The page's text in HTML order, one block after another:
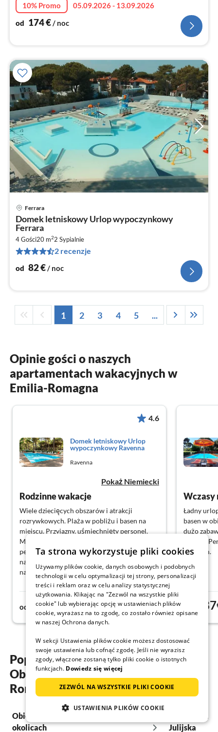
10% Promo
05.09.2026 - 13.09.2026
od 174€/ noc
Ferrara
Domek letniskowy Urlop wypoczynkowy
Ferrara
4 Gości20 m22 Sypialnie
2 recenzje
od 82€/ noc
1 2 3 4 5 ...
Opinie gości o naszych
apartamentach wakacyjnych w
Emilia-Romagna
4.6
Domek letniskowy Urlop
wypoczynkowy Ravenna
Ravenna
Pokaż Niemiecki
Rodzinne wakacje
Wiele dziecięcych obszarów i atrakcji
rozrywkowych. Plaża w pobliżu i basen na
miejscu. Przyjazny, uśmiechnięty personel.
Mieliśmy przyjemność wymienić kilka słów z
personelem podczas zameldowania i są
naprawdę bardzo mili. Piękna okolica wśród
natury.
od 133€ noc
Wczasy
Ładny
basen w
dużo
dużych.
Polecam.
Popularne regiony i miejscowości
Obiekty z basenem w Emilia-
Romagna
Obiekty z basenem w Bolonii i
okolicach
Obiekty z
Julijska
Ta strona wykorzystuje pliki cookies
Używamy plików cookie, danych osobowych i podobnych
technologii w celu optymalizacji tej strony, personalizacji
treści i reklam oraz w celu analizy statystycznej
użytkowania. Klikając na "Zezwól na wszystkie pliki
cookie" lub wybierając opcję w ustawieniach plików
cookie, wyrażasz na to zgodę, co zostało również opisane
w naszej Ochrona danych.
W sekcji Ustawienia plików cookie możesz dostosować
swoje ustawienia lub cofnąć zgodę. Jeśli nie wyrazisz
zgody, włączone zostaną tylko pliki cookie o istotnych
funkcjach. Dowiedz się więcej
ZEZWÓL NA WSZYSTKIE PLIKI COOKIE
USTAWIENIA PLIKÓW COOKIE